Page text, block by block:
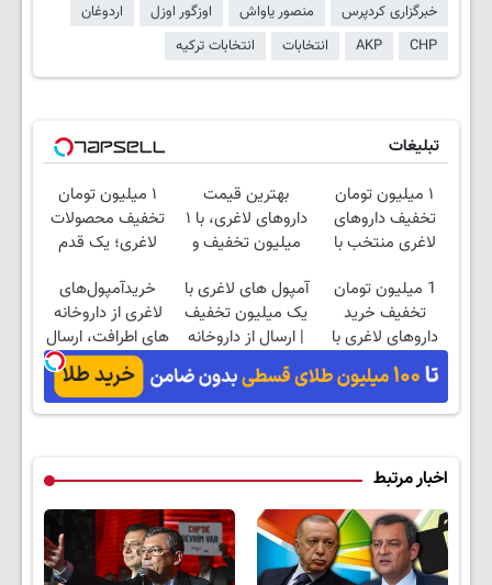
خبرگزاری کردپرس
منصور یاواش اوزگور اوزل
اردوغان
CHP
AKP انتخابات انتخابات ترکیه
تبلیغات
۱ میلیون تومان
تخفیف داروهای
لاغری منتخب با
نزدیکت
بهترین قیمت
داروهای لاغری، با ۱
میلیون تخفیف و
۱ میلیون تومان
تخفیف محصولات
لاغری؛ یک قدم
کاهش وزن
1 میلیون تومان
تخفیف خرید
داروهای لاغری با
ارسال از داروخانه و
پک یخ!
آمپول های لاغری با
یک میلیون تخفیف
| ارسال از داروخانه
های معتبر
خریدآمپول‌های
لاغری از داروخانه
های اطرافت، ارسال
فوری همراه با پک
یخ!
اخبار مرتبط